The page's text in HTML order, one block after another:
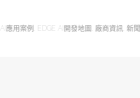
應用案例 EDGE AI開發地圖 廠商資訊 新